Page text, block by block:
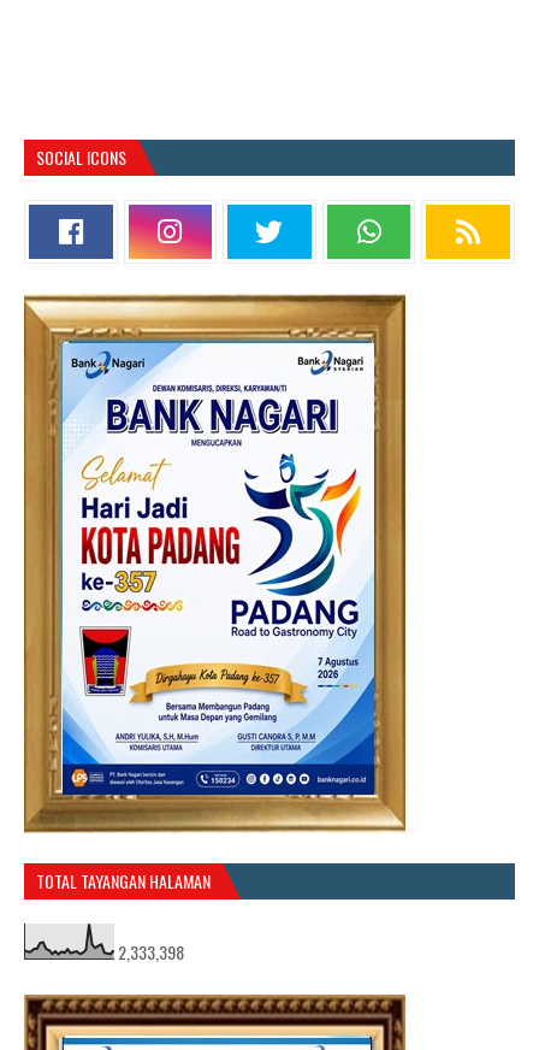
SOCIAL ICONS
TOTAL TAYANGAN HALAMAN
2,333,398